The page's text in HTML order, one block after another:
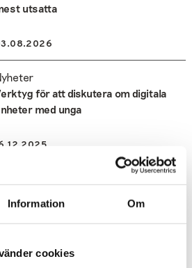
Information Om
cookies
utsatta
för att diskutera om digitala
med unga
föräldrakväll om rusmedel 21.4